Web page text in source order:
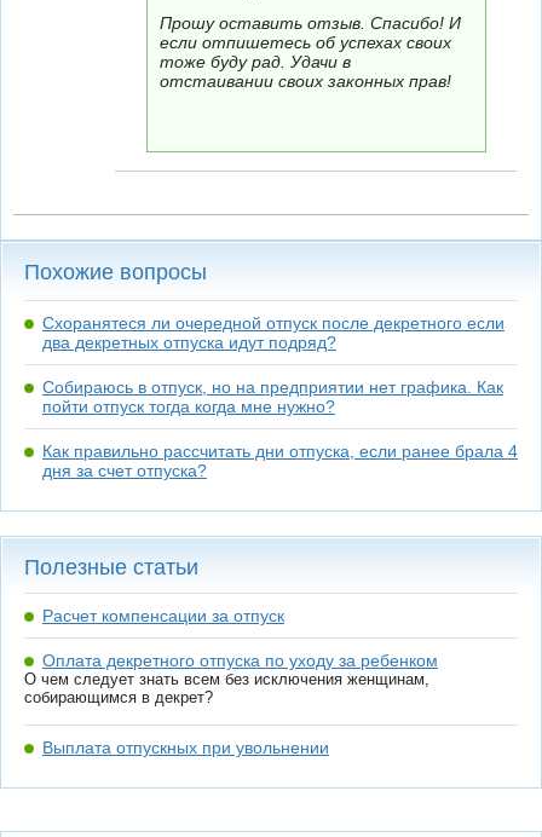
Прошу оставить отзыв. Спасибо! И
если отпишетесь об успехах своих
тоже буду рад. Удачи в
отстаивании своих законных прав!
Похожие вопросы
Схоранятеся ли очередной отпуск после декретного если
два декретных отпуска идут подряд?
Собираюсь в отпуск, но на предприятии нет графика. Как
пойти отпуск тогда когда мне нужно?
Как правильно рассчитать дни отпуска, если ранее брала 4
дня за счет отпуска?
Полезные статьи
Расчет компенсации за отпуск
Оплата декретного отпуска по уходу за ребенком
О чем следует знать всем без исключения женщинам,
собирающимся в декрет?
Выплата отпускных при увольнении